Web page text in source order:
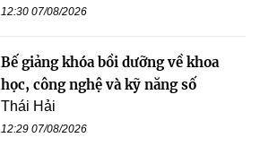
12:30 07/08/2026
Bế giảng khóa bồi dưỡng về khoa
học, công nghệ và kỹ năng số
Thái Hải
12:29 07/08/2026